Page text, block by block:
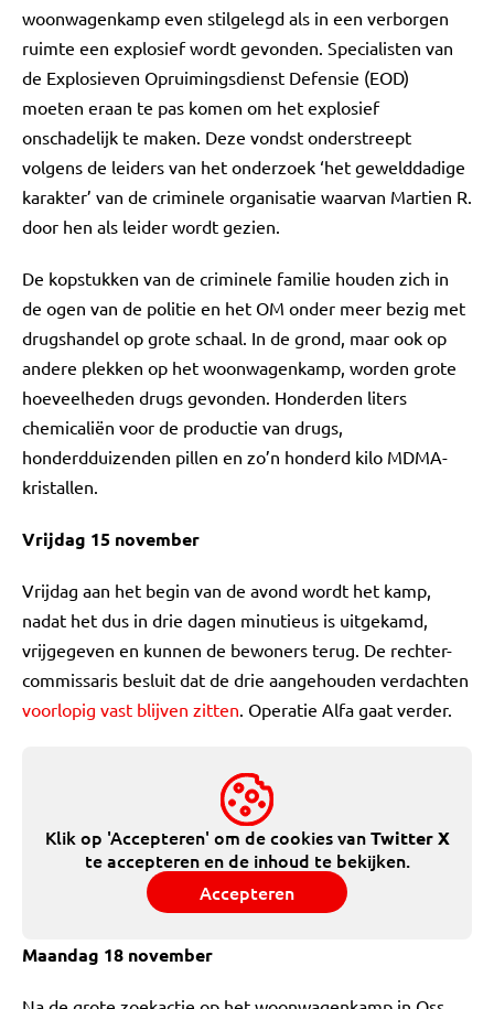
woonwagenkamp even stilgelegd als in een verborgen
ruimte een explosief wordt gevonden. Specialisten van
de Explosieven Opruimingsdienst Defensie (EOD)
moeten eraan te pas komen om het explosief
onschadelijk te maken. Deze vondst onderstreept
volgens de leiders van het onderzoek ‘het gewelddadige
karakter’ van de criminele organisatie waarvan Martien R.
door hen als leider wordt gezien.
De kopstukken van de criminele familie houden zich in
de ogen van de politie en het OM onder meer bezig met
drugshandel op grote schaal. In de grond, maar ook op
andere plekken op het woonwagenkamp, worden grote
hoeveelheden drugs gevonden. Honderden liters
chemicaliën voor de productie van drugs,
honderdduizenden pillen en zo’n honderd kilo MDMA-
kristallen.
Vrijdag 15 november
Vrijdag aan het begin van de avond wordt het kamp,
nadat het dus in drie dagen minutieus is uitgekamd,
vrijgegeven en kunnen de bewoners terug. De rechter-
commissaris besluit dat de drie aangehouden verdachten
voorlopig vast blijven zitten . Operatie Alfa gaat verder.
Klik op 'Accepteren' om de cookies vanTwitter X
te accepteren en de inhoud te bekijken.
Accepteren
Maandag 18 november